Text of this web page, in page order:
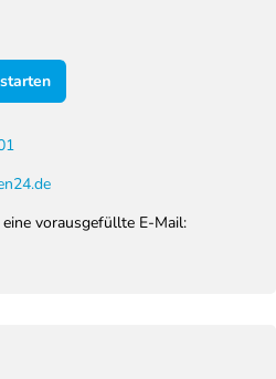
die Gefahr, dass sich die
das Dach möglicherweise
allen vier Schenkeln befindet,
auch dann noch einwandfrei,
in den Belag
von der Bepflanzung in der
der Ablauf und die Rinnen
vorausgefüllte E-Mail: